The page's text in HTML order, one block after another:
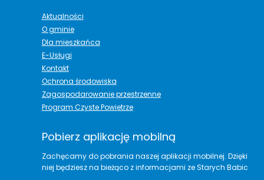
Aktualności
O gminie
Dla mieszkańca
E-Usługi
Kontakt
Ochrona środowiska
Zagospodarowanie przestrzenne
Program Czyste Powietrze
Pobierz aplikację mobilną
Zachęcamy do pobrania naszej aplikacji mobilnej. Dzięki
niej będziesz na bieżąco z informacjami ze Starych Babic